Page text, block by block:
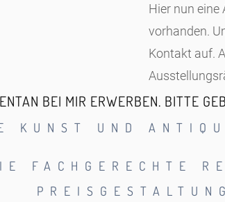
Hier nun
vorhanden.
Kontakt auf.
BEI MIR ERWERBEN. BITTE
UND